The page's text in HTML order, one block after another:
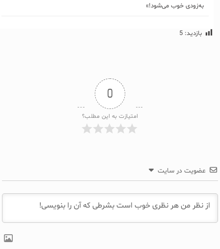
به‌زودی خوب می‌شود!»
بازدید: 5
0
امتیازت به این مطلب؟
عضویت در سایت